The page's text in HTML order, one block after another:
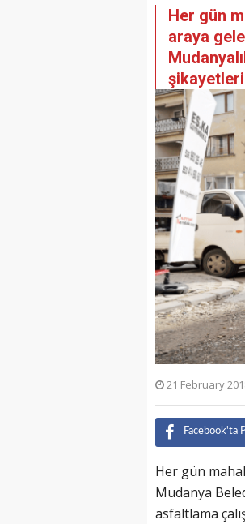
Her gün
araya
21 February
Facebook'ta
Her gün
Mudanya
asfaltlama